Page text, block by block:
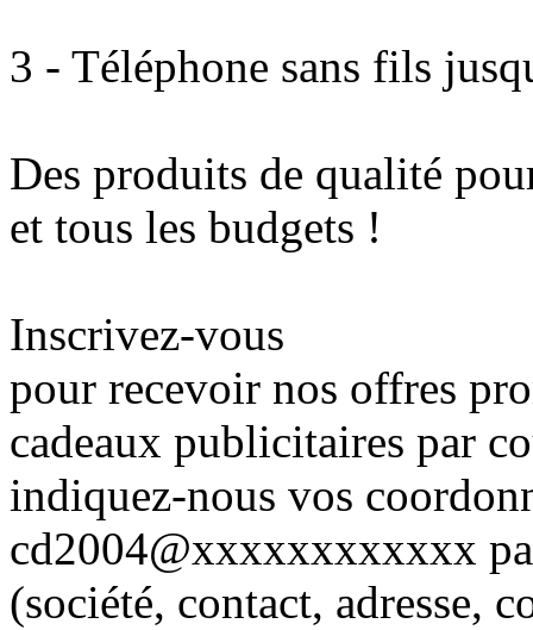
3 - Téléphone sans fils
Des produits de qualité
et tous les budgets !
Inscrivez-vous
pour recevoir nos offres
cadeaux publicitaires par
indiquez-nous vos
cd2004@xxxxxxxxxxxx
(société, contact, adresse,